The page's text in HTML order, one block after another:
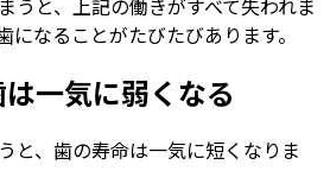
うと、上記の働きがすべて失われま
になることがたびたびあります。
一気に弱くなる
と、歯の寿命は一気に短くなりま